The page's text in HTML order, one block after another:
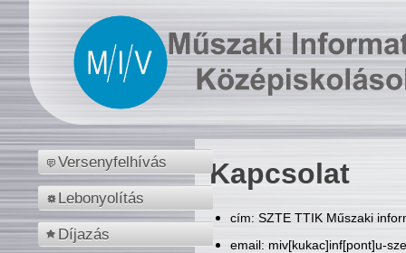
Versenyfelhívás
Lebonyolítás
Díjazás
Kapcsolat
cím: SZTE TTIK Műszaki
email: miv[kukac]inf[pont]u-